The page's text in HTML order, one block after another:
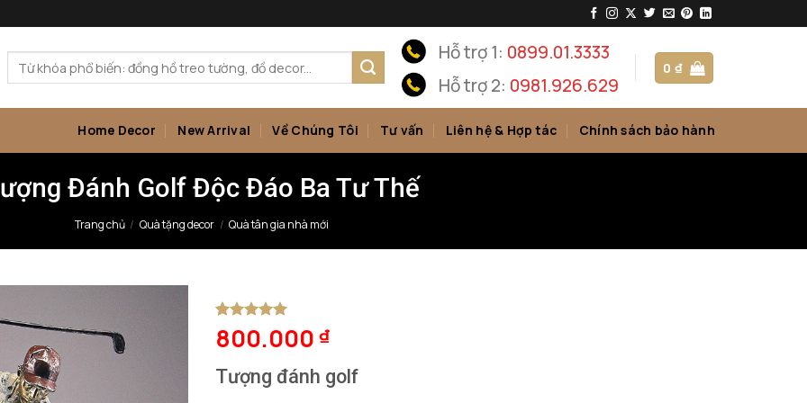
kiếm:
Hỗ trợ 1: 0899.01.3333
Hỗ trợ 2: 0981.926.629
0₫
Home Decor New Arrival Về Chúng Tôi Tư vấn Liên hệ & Hợp tác Chính sách bảo hành
Đánh Golf Độc Đáo Ba Tư Thế
Trang chủ / Quà tặng decor / Quà tân gia nhà mới
5trên 5
dựa trên
1
800.000 ₫
Tượng đánh golf